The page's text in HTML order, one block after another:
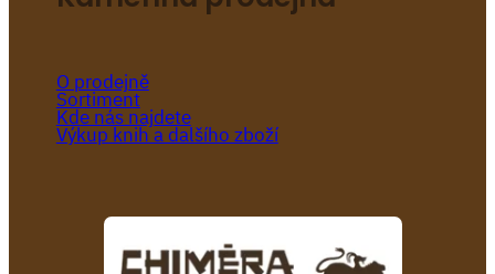
O prodejně
Sortiment
Kde nás najdete
Výkup knih a dalšího zboží